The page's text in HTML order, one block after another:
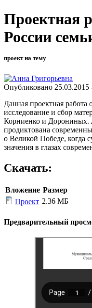
Проектная
России
проект на тему
Опубликовано 25.03.2015
Данная проектная работа
исследование и сбор
Корниенко и Дорониных.
продиктована
о Великой Победе, когда
значения в глазах
Скачать:
Вложение Размер
Проект 2.36 МБ
Предварительный